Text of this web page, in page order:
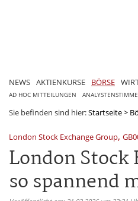
NEWS AKTIENKURSE BÖRSE
AD HOC MITTEILUNGEN
Sie befinden sind hier:Startseite>
London Stock Exchange Group,
London
so spannend